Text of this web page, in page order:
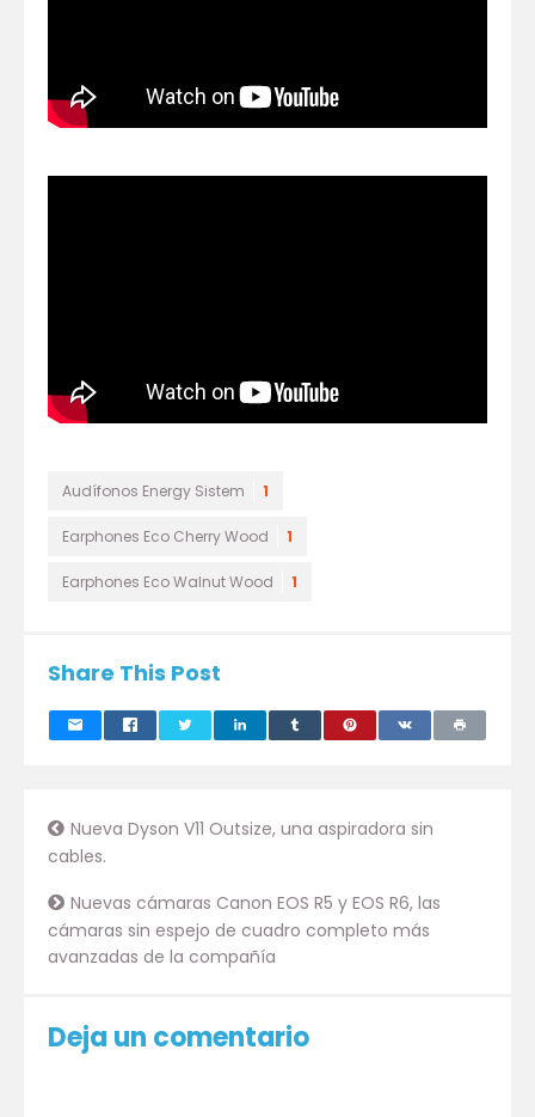
Audífonos Energy Sistem 1
Earphones Eco Cherry Wood 1
Earphones Eco Walnut Wood 1
Share This Post
Nueva Dyson V11 Outsize, una aspiradora sin
cables.
Nuevas cámaras Canon EOS R5 y EOS R6, las
cámaras sin espejo de cuadro completo más
avanzadas de la compañía
Deja un comentario